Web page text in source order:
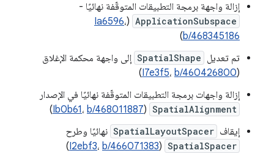
إزالة واجهة برمجة التطبيقات المتوقّفة نهائيًا -
ApplicationSubspace
(
Ia6596،
b/468345186
)
تم تعديل SpatialShape إلى واجهة محكمة الإغلاق
(
I7e3f5، b/460426800
)
إزالة واجهات برمجة التطبيقات المتوقّفة نهائيًا في الإصدار
SpatialAlignment
(
Ib0b61، b/468011887
)
إيقاف SpatialLayoutSpacer نهائيًا وطرح
SpatialSpacer
(
I2ebf3، b/466071383
)